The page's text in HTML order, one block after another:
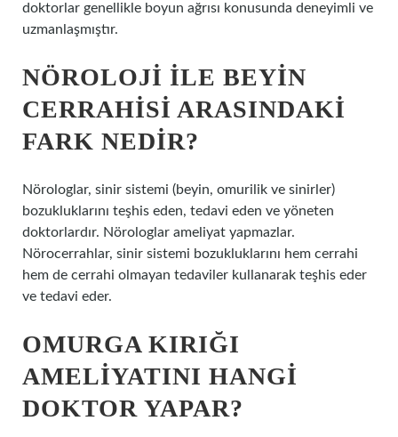
doktorlar genellikle boyun ağrısı konusunda deneyimli ve
uzmanlaşmıştır.
NÖROLOJI ILE BEYIN
CERRAHISI ARASINDAKI
FARK NEDIR?
Nörologlar, sinir sistemi (beyin, omurilik ve sinirler)
bozukluklarını teşhis eden, tedavi eden ve yöneten
doktorlardır. Nörologlar ameliyat yapmazlar.
Nörocerrahlar, sinir sistemi bozukluklarını hem cerrahi
hem de cerrahi olmayan tedaviler kullanarak teşhis eder
ve tedavi eder.
OMURGA KIRIĞI
AMELIYATINI HANGI
DOKTOR YAPAR?